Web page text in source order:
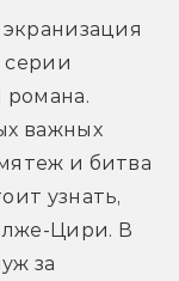
серии
романа.
важных
и битва
узнать,
лже-Цири. В
за